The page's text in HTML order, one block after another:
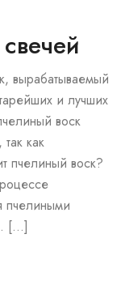
вырабатываемый
и лучших
воск
как
пчелиный воск?
пчелиными
[…]